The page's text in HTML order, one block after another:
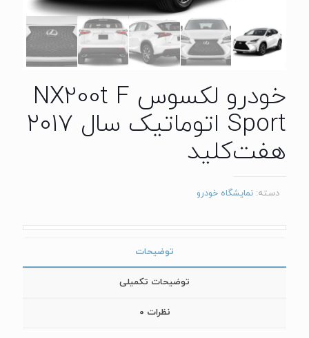
خودرو لکسوس NX200t F
Sport اتوماتیک سال 2017
هفت‌کلید
دسته: نمایشگاه خودرو
توضیحات
توضیحات تکمیلی
نظرات 0